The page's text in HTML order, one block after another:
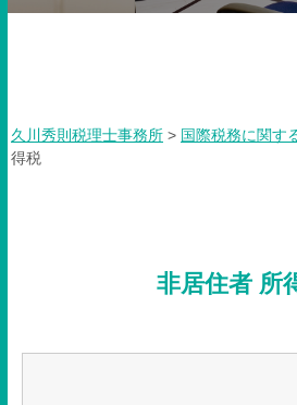
久川秀則税理士事務所 > 国際税務に関す
得税
非居住者 所